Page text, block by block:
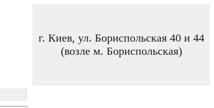
г. Киев, ул. Бориспольская 40 и 44
(возле м. Бориспольская)